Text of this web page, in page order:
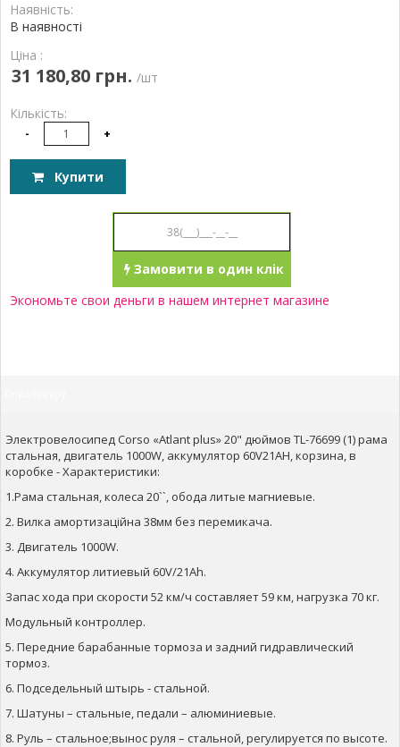
Наявність:
В наявності
Ціна :
31 180,80 грн. /шт
Кількість:
- +
Купити
Замовити в один клік
Экономьте свои деньги в нашем интернет магазине
Электровелосипед Corso «Atlant plus» 20" дюймов TL-76699 (1) рама
стальная, двигатель 1000W, аккумулятор 60V21AH, корзина, в
коробке - Характеристики:
1.Рама стальная, колеса 20``, обода литые магниевые.
2. Вилка амортизаційна 38мм без перемикача.
3. Двигатель 1000W.
4. Аккумулятор литиевый 60V/21Ah.
Запас хода при скорости 52 км/ч составляет 59 км, нагрузка 70 кг.
Модульный контроллер.
5. Передние барабанные тормоза и задний гидравлический
тормоз.
6. Подседельный штырь - стальной.
7. Шатуны – стальные, педали – алюминиевые.
8. Руль – стальное;вынос руля – стальной, регулируется по высоте.